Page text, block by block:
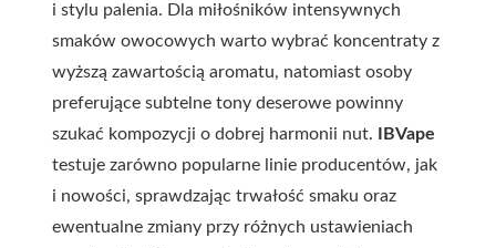
i stylu palenia. Dla miłośników intensywnych
smaków owocowych warto wybrać koncentraty z
wyższą zawartością aromatu, natomiast osoby
preferujące subtelne tony deserowe powinny
szukać kompozycji o dobrej harmonii nut.
IBVape
testuje zarówno popularne linie producentów, jak
i nowości, sprawdzając trwałość smaku oraz
ewentualne zmiany przy różnych ustawieniach